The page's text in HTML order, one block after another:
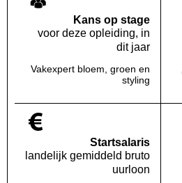
Kans op stage
voor deze opleiding, in
dit jaar
Vakexpert bloem, groen en
styling
Startsalaris
landelijk gemiddeld bruto
uurloon